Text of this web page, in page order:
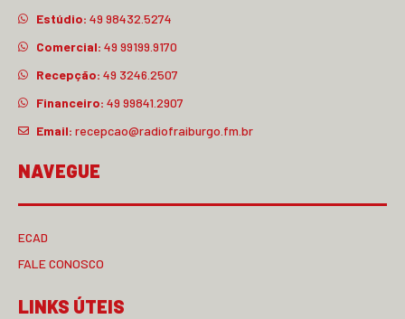
Estúdio: 49 98432.5274
Comercial: 49 99199.9170
Recepção: 49 3246.2507
Financeiro: 49 99841.2907
Email: recepcao@radiofraiburgo.fm.br
NAVEGUE
ECAD
FALE CONOSCO
LINKS ÚTEIS